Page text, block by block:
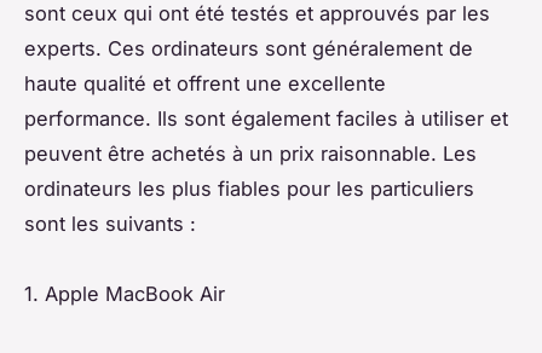
sont ceux qui ont été testés et approuvés par les
experts. Ces ordinateurs sont généralement de
haute qualité et offrent une excellente
performance. Ils sont également faciles à utiliser et
peuvent être achetés à un prix raisonnable. Les
ordinateurs les plus fiables pour les particuliers
sont les suivants :
1. Apple MacBook Air